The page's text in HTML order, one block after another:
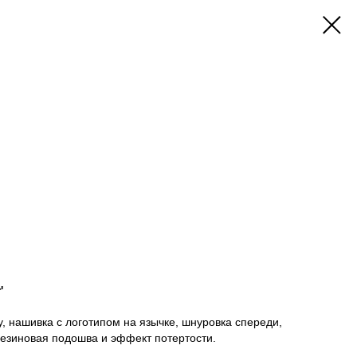
с логотипом на язычке, шнуровка спереди,
подошва и эффект потертости.